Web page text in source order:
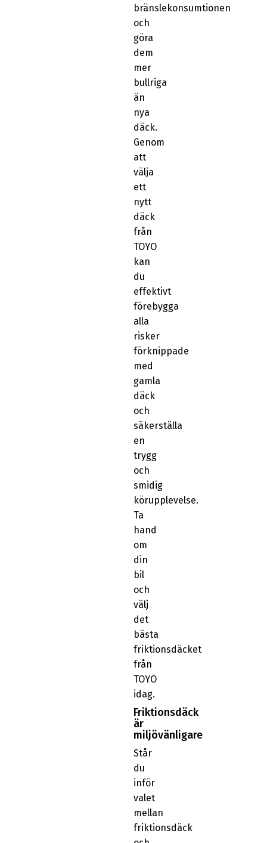
bränslekonsumtionen
och
göra
dem
mer
bullriga
än
nya
däck.
Genom
att
välja
ett
nytt
däck
från
TOYO
kan
du
effektivt
förebygga
alla
risker
förknippade
med
gamla
däck
och
säkerställa
en
trygg
och
smidig
körupplevelse.
Ta
hand
om
din
bil
och
välj
det
bästa
friktionsdäcket
från
TOYO
idag.
Friktionsdäck
är
miljövänligare
Står
du
inför
valet
mellan
friktionsdäck